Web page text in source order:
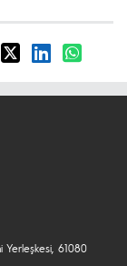
Yerleşkesi, 61080